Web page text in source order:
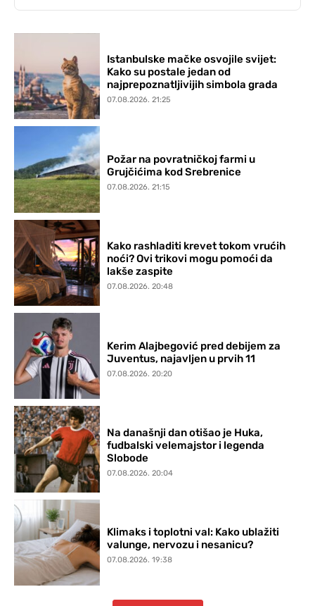
Istanbulske mačke osvojile svijet:
Kako su postale jedan od
najprepoznatljivijih simbola grada
07.08.2026. 21:25
Požar na povratničkoj farmi u
Grujčićima kod Srebrenice
07.08.2026. 21:15
Kako rashladiti krevet tokom vrućih
noći? Ovi trikovi mogu pomoći da
lakše zaspite
07.08.2026. 20:48
Kerim Alajbegović pred debijem za
Juventus, najavljen u prvih 11
07.08.2026. 20:20
Na današnji dan otišao je Huka,
fudbalski velemajstor i legenda
Slobode
07.08.2026. 20:04
Klimaks i toplotni val: Kako ublažiti
valunge, nervozu i nesanicu?
07.08.2026. 19:38